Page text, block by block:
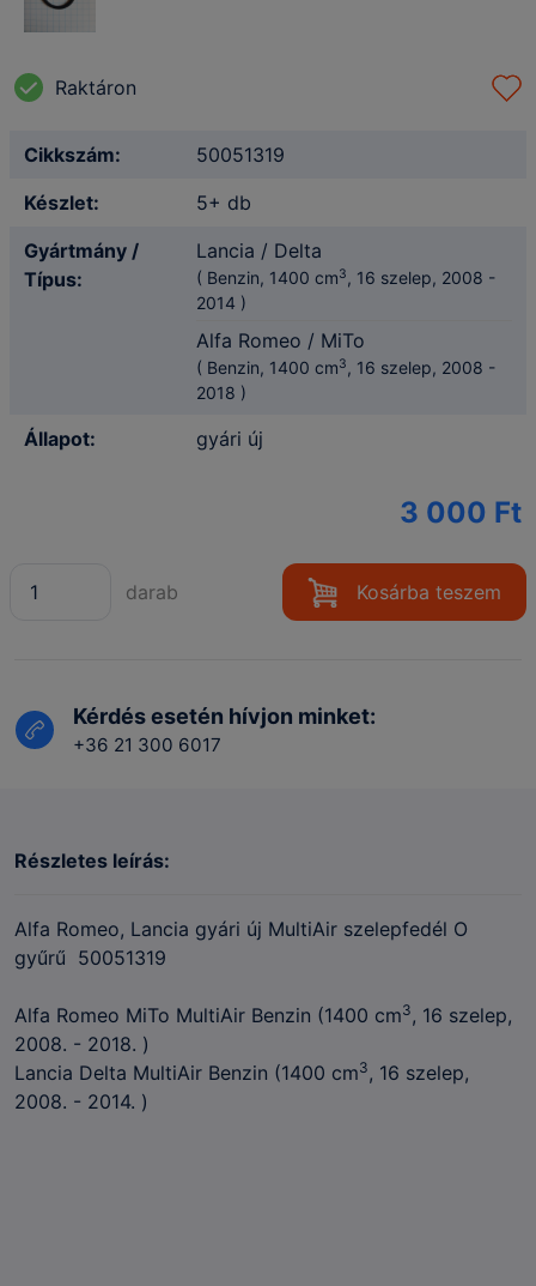
Raktáron
Cikkszám:
50051319
Készlet:
5+ db
Gyártmány /
Típus:
Lancia / Delta
( Benzin, 1400 cm3 , 16 szelep, 2008 -
2014 )
Alfa Romeo / MiTo
( Benzin, 1400 cm3 , 16 szelep, 2008 -
2018 )
Állapot: gyári új
3 000 Ft
darab Kosárba teszem
Kérdés esetén hívjon minket:
+36 21 300 6017
Részletes leírás:
Alfa Romeo, Lancia gyári új MultiAir szelepfedél O
gyűrű 50051319
Alfa Romeo MiTo MultiAir Benzin (1400 cm3, 16 szelep,
2008. - 2018. )
Lancia Delta MultiAir Benzin (1400 cm3, 16 szelep,
2008. - 2014. )